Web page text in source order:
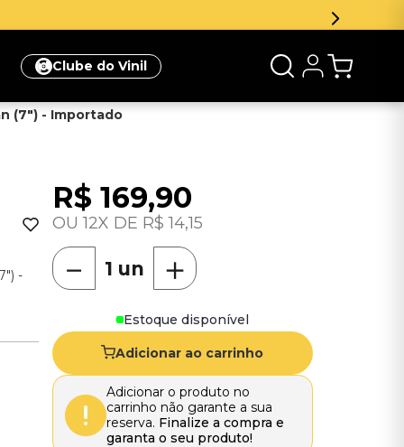
Clube do Vinil
(7") - Importado
-
R$ 169,90
12 R$ 14,15
＋
－
Estoque disponível
Adicionar ao carrinho
Adicionar o produto no
carrinho não garante a sua
reserva. Finalize a compra e
garanta o seu produto!